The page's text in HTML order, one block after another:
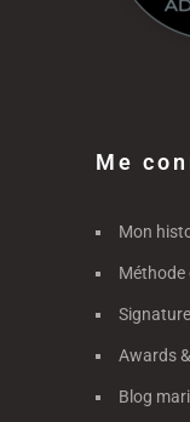
Me
Mon
Méthode
Awards
Blog